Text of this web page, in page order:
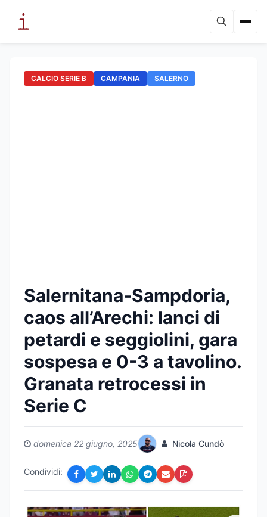
CALCIO SERIE B CAMPANIA SALERNO
Salernitana-Sampdoria,
caos all’Arechi: lanci di
petardi e seggiolini, gara
sospesa e 0-3 a tavolino.
Granata retrocessi in
Serie C
domenica 22 giugno, 2025 Nicola Cundò
Condividi: